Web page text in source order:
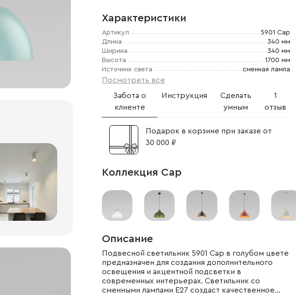
Характеристики
Артикул
5901 Cap
Длина
340 мм
Ширина
340 мм
Высота
1700 мм
Источник света
сменная лампа
Посмотреть все
Забота о
клиенте
Инструкция
Сделать
умным
1
отзыв
Подарок в корзине при заказе от
30 000 ₽
Коллекция Cap
Описание
Подвесной светильник 5901 Cap в голубом цвете
предназначен для создания дополнительного
освещения и акцентной подсветки в
современных интерьерах. Светильник со
сменными лампами E27 создаст качественное